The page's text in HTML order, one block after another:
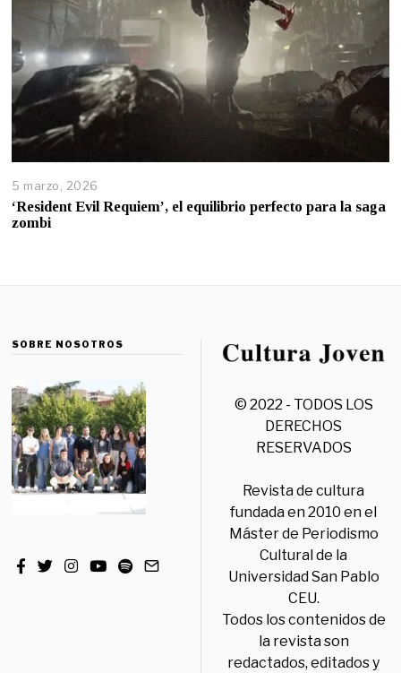
5 marzo, 2026
‘Resident Evil Requiem’, el equilibrio perfecto para la saga
zombi
SOBRE NOSOTROS
© 2022 - TODOS LOS
DERECHOS
RESERVADOS
Revista de cultura
fundada en 2010 en el
Máster de Periodismo
Cultural de la
Universidad San Pablo
CEU.
Todos los contenidos de
la revista son
redactados, editados y